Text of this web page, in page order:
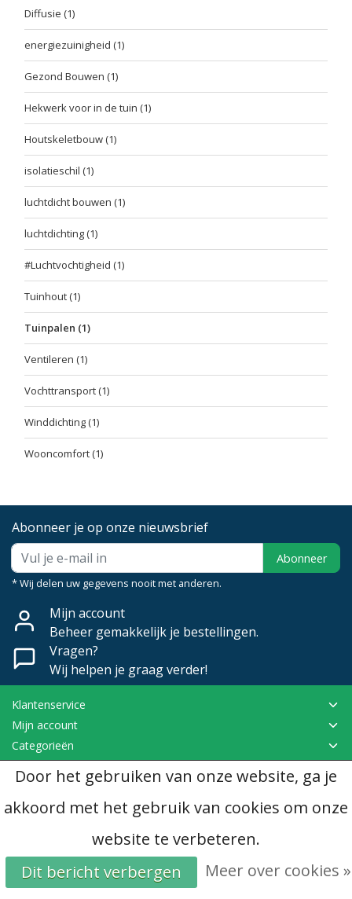
Diffusie (1)
energiezuinigheid (1)
Gezond Bouwen (1)
Hekwerk voor in de tuin (1)
Houtskeletbouw(1)
isolatieschil (1)
luchtdicht bouwen (1)
luchtdichting(1)
#Luchtvochtigheid (1)
Tuinhout(1)
Tuinpalen (1)
Ventileren (1)
Vochttransport(1)
Winddichting(1)
Wooncomfort(1)
Abonneer je op onze nieuwsbrief
Abonneer
* Wij delen uw gegevens nooit met anderen.
Mijn account
Beheer gemakkelijk je bestellingen.
Vragen?
Wij helpen je graag verder!
Klantenservice
Mijn account
Categorieën
© Copyright 2026 - Dubomat | RealisatieInStijl Media
Door het gebruiken van onze website, ga je
akkoord met het gebruik van cookies om onze
website te verbeteren.
Dit bericht verbergen
Meer over cookies »